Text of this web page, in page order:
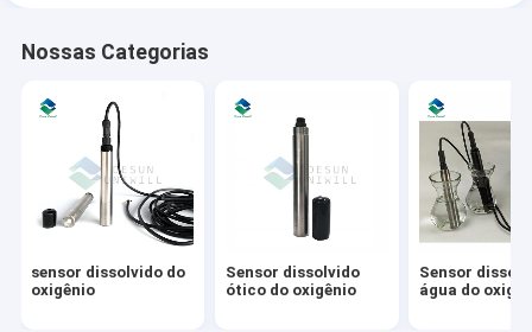
Sensor suspendido dos sólidos
Sensor azul das algas verdes
Sensor potencial da redução da oxidação
Sensor do nitrato da água
Nossas Categorias
sensor dissolvido do
oxigênio
Sensor dissolvido
ótico do oxigênio
Sensor
água do